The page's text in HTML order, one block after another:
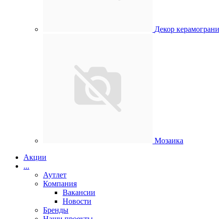
Декор
Мозаика
Акции
...
Аутлет
Компания
Вакансии
Новости
Бренды